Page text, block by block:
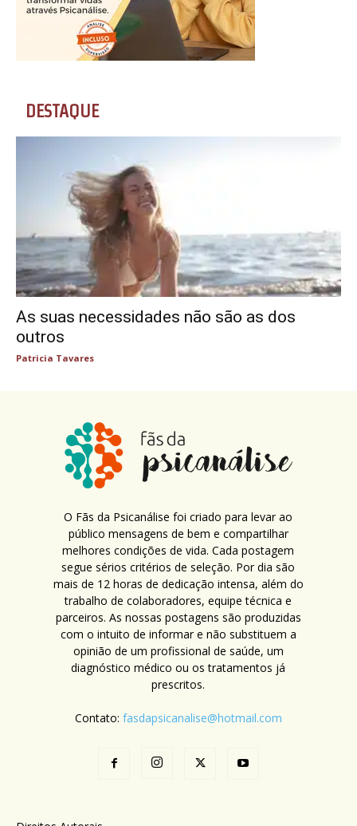
DESTAQUE
As suas necessidades não são as dos
outros
Patricia Tavares
O Fãs da Psicanálise foi criado para levar ao
público mensagens de bem e compartilhar
melhores condições de vida. Cada postagem
segue sérios critérios de seleção. Por dia são
mais de 12 horas de dedicação intensa, além do
trabalho de colaboradores, equipe técnica e
parceiros. As nossas postagens são produzidas
com o intuito de informar e não substituem a
opinião de um profissional de saúde, um
diagnóstico médico ou os tratamentos já
prescritos.
Contato: fasdapsicanalise@hotmail.com